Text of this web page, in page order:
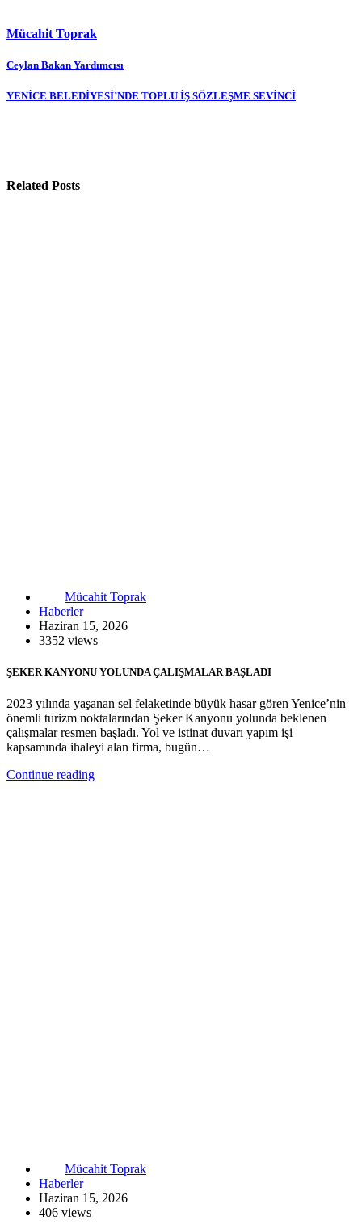
Mücahit Toprak
Yazı
gezinmesi
Ceylan Bakan Yardımcısı
YENİCE BELEDİYESİ’NDE TOPLU İŞ SÖZLEŞME SEVİNCİ
Related Posts
Mücahit Toprak
Haberler
Haziran 15, 2026
3352 views
ŞEKER KANYONU YOLUNDA ÇALIŞMALAR BAŞLADI
2023 yılında yaşanan sel felaketinde büyük hasar gören Yenice’nin
önemli turizm noktalarından Şeker Kanyonu yolunda beklenen
çalışmalar resmen başladı. Yol ve istinat duvarı yapım işi
kapsamında ihaleyi alan firma, bugün…
Continue reading
Mücahit Toprak
Haberler
Haziran 15, 2026
406 views